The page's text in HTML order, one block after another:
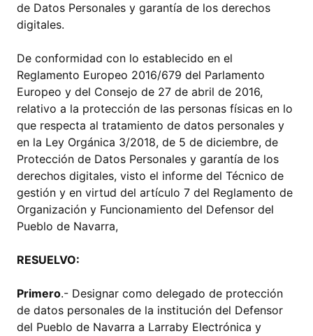
de Datos Personales y garantía de los derechos
digitales.
De conformidad con lo establecido en el
Reglamento Europeo 2016/679 del Parlamento
Europeo y del Consejo de 27 de abril de 2016,
relativo a la protección de las personas físicas en lo
que respecta al tratamiento de datos personales y
en la Ley Orgánica 3/2018, de 5 de diciembre, de
Protección de Datos Personales y garantía de los
derechos digitales, visto el informe del Técnico de
gestión y en virtud del artículo 7 del Reglamento de
Organización y Funcionamiento del Defensor del
Pueblo de Navarra,
RESUELVO:
Primero.- Designar como delegado de protección
de datos personales de la institución del Defensor
del Pueblo de Navarra a Larraby Electrónica y